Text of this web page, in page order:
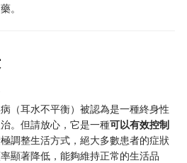
。
（耳水不平衡）被認為是一種終身性
。但請放心，它是一種可以有效控制
調整生活方式，絕大多數患者的症狀
顯著降低，能夠維持正常的生活品